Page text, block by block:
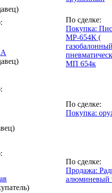
По сделке:
Покупка:
МР-654К (
МП 654к
По сделке:
Покупка:
По сделке:
Продажа:
алюминевый